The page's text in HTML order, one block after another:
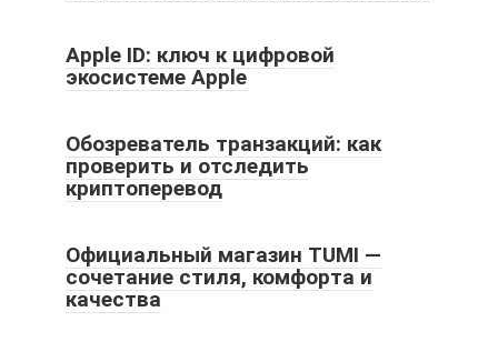
Apple ID: ключ к цифровой
экосистеме Apple
Обозреватель транзакций: как
проверить и отследить
криптоперевод
Официальный магазин TUMI —
сочетание стиля, комфорта и
качества